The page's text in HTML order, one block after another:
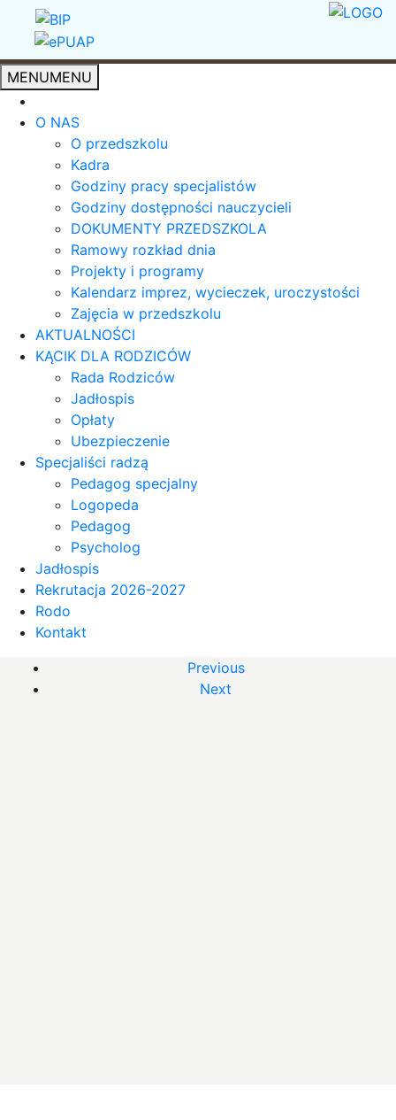
MENUMENU
O NAS
O przedszkolu
Kadra
Godziny pracy specjalistów
Godziny dostępności nauczycieli
DOKUMENTY PRZEDSZKOLA
Ramowy rozkład dnia
Projekty i programy
Kalendarz imprez, wycieczek, uroczystości
Zajęcia w przedszkolu
AKTUALNOŚCI
KĄCIK DLA RODZICÓW
Rada Rodziców
Jadłospis
Opłaty
Ubezpieczenie
Specjaliści radzą
Pedagog specjalny
Logopeda
Pedagog
Psycholog
Jadłospis
Rekrutacja 2026-2027
Rodo
Kontakt
Previous
Next